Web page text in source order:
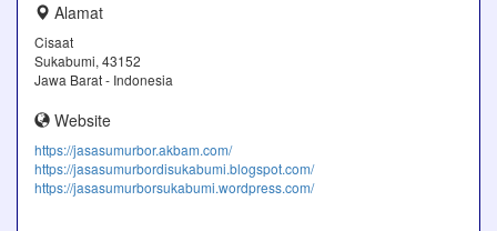
Alamat
Cisaat
Sukabumi, 43152
Jawa Barat - Indonesia
Website
https://jasasumurbor.akbam.com/
https://jasasumurbordisukabumi.blogspot.com/
https://jasasumurborsukabumi.wordpress.com/